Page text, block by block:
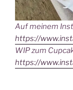
Auf meinem
https://
WIP zum
https://